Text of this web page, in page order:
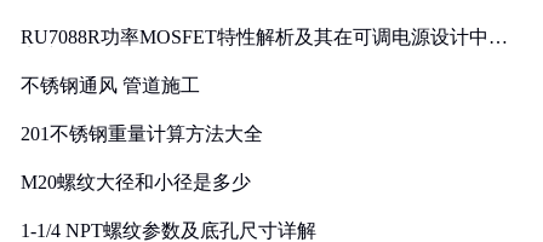
RU7088R功率MOSFET特性解析及其在可调电源设计中的
不锈钢通风 管道施工
201不锈钢重量计算方法大全
M20螺纹大径和小径是多少
1-1/4 NPT螺纹参数及底孔尺寸详解